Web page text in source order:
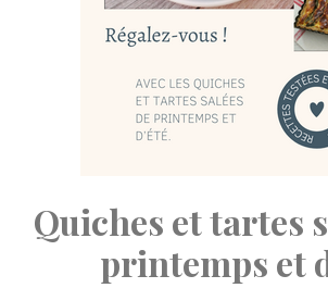
Quiches et tartes
printemps et